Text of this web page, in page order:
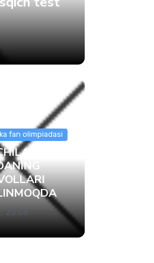
fan olimpiadasi
23:08